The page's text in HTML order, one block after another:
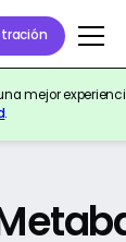
mejor
.